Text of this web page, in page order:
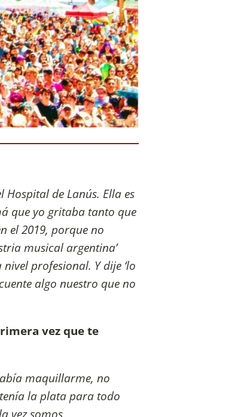
Hospital de Lanús. Ella es
que yo gritaba tanto que
el 2019, porque no
musical argentina’
profesional. Y dije ‘lo
algo nuestro que no
vez que te
maquillarme, no
la plata para todo